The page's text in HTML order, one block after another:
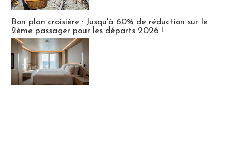
Bon plan croisière : Jusqu'à 60% de réduction sur le
2ème passager pour les départs 2026 !